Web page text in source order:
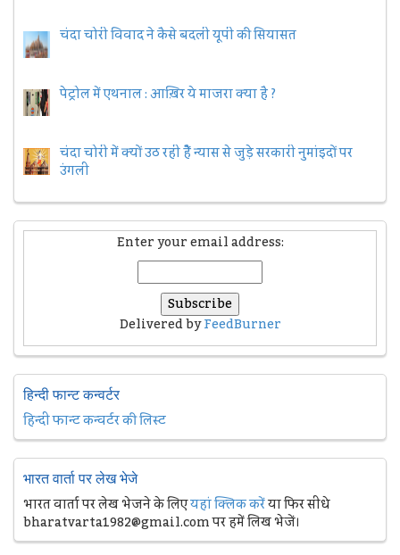
चंदा चोरी विवाद ने कैसे बदली यूपी की सियासत
पेट्रोल में एथनाल : आख़िर ये माजरा क्या है ?
चंदा चोरी में क्यों उठ रही हैैं न्यास से जुड़े सरकारी नुमांइदों पर
उंगली
Enter your email address:
Delivered byFeedBurner
हिन्दी फान्ट कन्वर्टर
हिन्दी फान्ट कन्वर्टर की लिस्ट
भारत वार्ता पर लेख भेजे
भारत वार्ता पर लेख भेजने के लिएयहां क्लिक करेंया फिर सीधे
bharatvarta1982@gmail.com पर हमें लिख भेजें।